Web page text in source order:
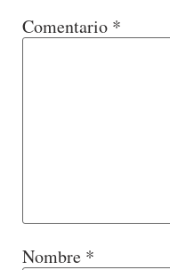
Comentario *
Nombre *